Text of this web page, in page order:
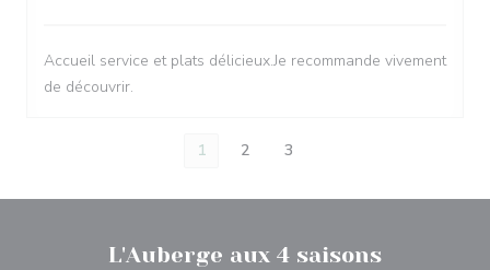
Accueil service et plats délicieux.Je recommande vivement
de découvrir.
1 2 3
L'Auberge aux 4 saisons